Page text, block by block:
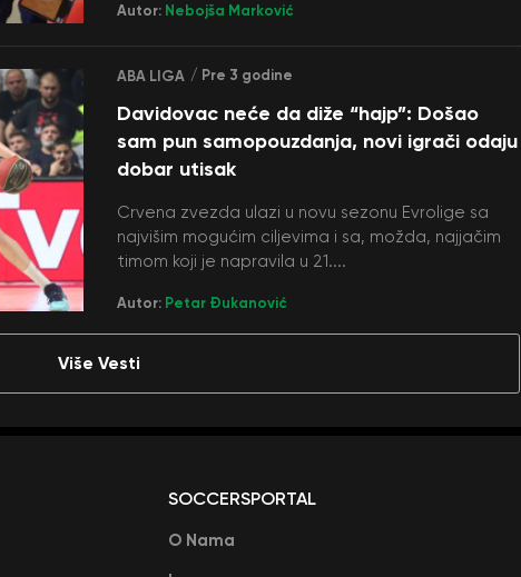
Autor: Nebojša Marković
ABA LIGA / Pre 3 godine
Davidovac neće da diže “hajp”: Došao
sam pun samopouzdanja, novi igrači odaju
dobar utisak
Crvena zvezda ulazi u novu sezonu Evrolige sa
najvišim mogućim ciljevima i sa, možda, najjačim
timom koji je napravila u 21....
Autor: Petar Đukanović
Više Vesti
SOCCERSPORTAL
O Nama